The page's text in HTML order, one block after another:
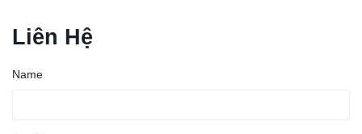
Liên Hệ
Name